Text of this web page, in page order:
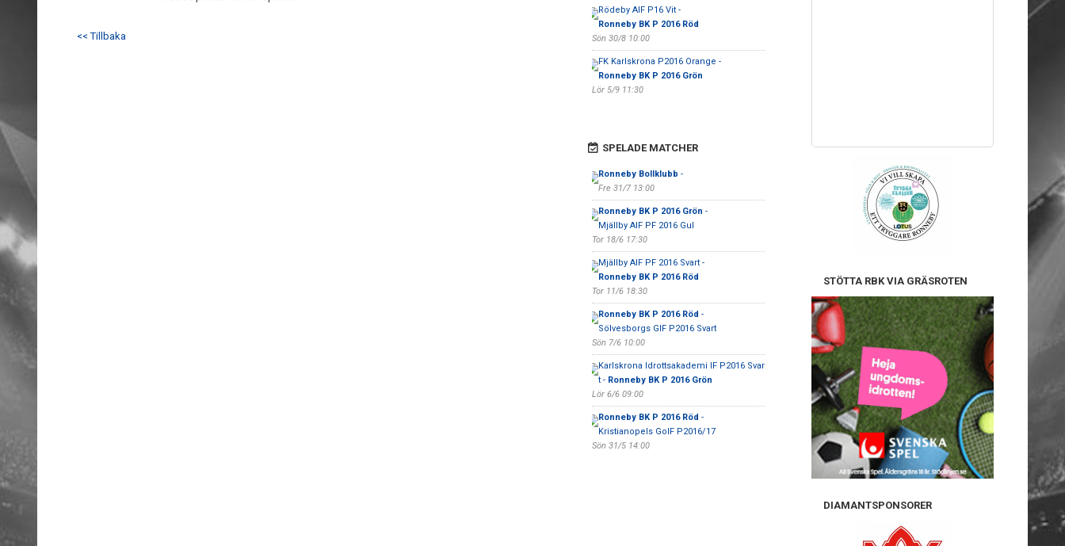
<< Tillbaka
Rödeby AIF P16 Vit -
Ronneby BK P 2016 Röd
Sön 30/8 10:00
FK Karlskrona P2016 Orange -
Ronneby BK P 2016 Grön
Lör 5/9 11:30
SPELADE MATCHER
Ronneby Bollklubb -
Fre 31/7 13:00
Ronneby BK P 2016 Grön -
Mjällby AIF PF 2016 Gul
Tor 18/6 17:30
Mjällby AIF PF 2016 Svart -
Ronneby BK P 2016 Röd
Tor 11/6 18:30
Ronneby BK P 2016 Röd -
Sölvesborgs GIF P2016 Svart
Sön 7/6 10:00
Karlskrona Idrottsakademi IF P2016 Svar
t - Ronneby BK P 2016 Grön
Lör 6/6 09:00
Ronneby BK P 2016 Röd -
Kristianopels GoIF P2016/17
Sön 31/5 14:00
STÖTTA RBK VIA GRÄSROTEN
DIAMANTSPONSORER